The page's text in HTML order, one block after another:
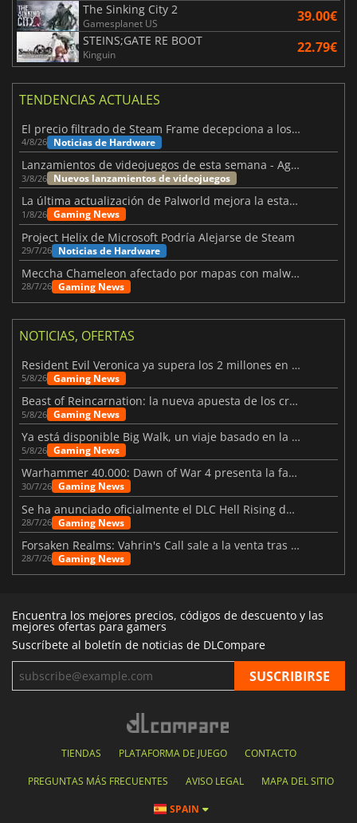
The Sinking City 2
Gamesplanet US 39.00€
STEINS;GATE RE BOOT
Kinguin 22.79€
TENDENCIAS ACTUALES
El precio filtrado de Steam Frame decepciona a los usuarios
4/8/26 Noticias de Hardware
Lanzamientos de videojuegos de esta semana - Agosto de 2026 (semana 32)
3/8/26 Nuevos lanzamientos de videojuegos
La última actualización de Palworld mejora la estabilidad
1/8/26 Gaming News
Project Helix de Microsoft Podría Alejarse de Steam
29/7/26 Noticias de Hardware
Meccha Chameleon afectado por mapas con malware y Discord
28/7/26 Gaming News
NOTICIAS, OFERTAS
Resident Evil Veronica ya supera los 2 millones en listas de deseados
5/8/26 Gaming News
Beast of Reincarnation: la nueva apuesta de los creadores de Pokémon
5/8/26 Gaming News
Ya está disponible Big Walk, un viaje basado en la amistad
5/8/26 Gaming News
Warhammer 40.000: Dawn of War 4 presenta la facción de los Necrones
30/7/26 Gaming News
Se ha anunciado oficialmente el DLC Hell Rising de Nioh 3
28/7/26 Gaming News
Forsaken Realms: Vahrin's Call sale a la venta tras una década
28/7/26 Gaming News
Encuentra los mejores precios, códigos de descuento y las
mejores ofertas para gamers
Suscríbete al boletín de noticias de DLCompare
TIENDAS PLATAFORMA DE JUEGO CONTACTO
PREGUNTAS MÁS FRECUENTES AVISO LEGAL MAPA DEL SITIO
SPAIN